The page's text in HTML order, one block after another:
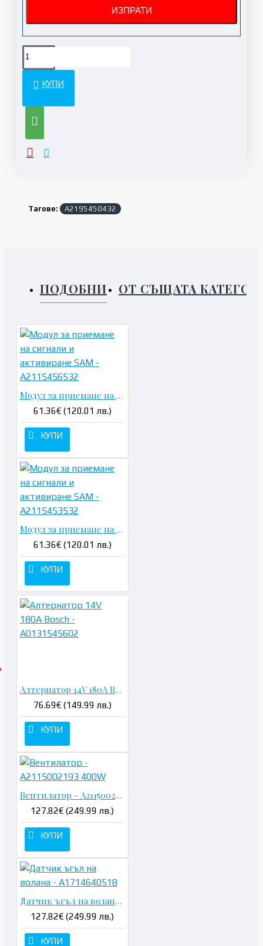
КУПИ
Тагове: A2195450432
ПОДОБНИ ОТ СЪЩАТА
Модул за приемане на сигнали и активиране SAM - A2115456532
61.36€ (120.01 лв.)
КУПИ
Модул за приемане на сигнали и активиране SAM - A2115453532
61.36€ (120.01 лв.)
КУПИ
Алтернатор 14V 180A Bosch - A0131545602
76.69€ (149.99 лв.)
КУПИ
Вентилатор - A2115002193 400W
127.82€ (249.99 лв.)
КУПИ
Датчик ъгъл на волана - A1714640518
127.82€ (249.99 лв.)
КУПИ